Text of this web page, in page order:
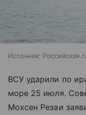
Источник: Российская
ВСУ ударили по
море 25 июля.
Мохсен Резаи